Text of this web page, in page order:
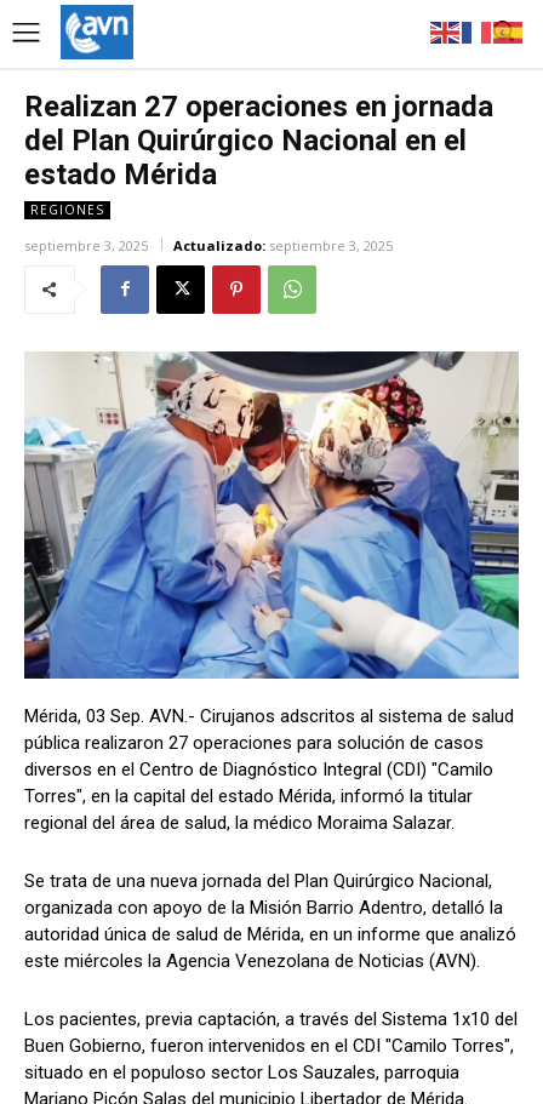
Realizan 27 operaciones en jornada
del Plan Quirúrgico Nacional en el
estado Mérida
REGIONES
septiembre 3, 2025 Actualizado: septiembre 3, 2025
Mérida, 03 Sep. AVN.- Cirujanos adscritos al sistema de salud
pública realizaron 27 operaciones para solución de casos
diversos en el Centro de Diagnóstico Integral (CDI) "Camilo
Torres", en la capital del estado Mérida, informó la titular
regional del área de salud, la médico Moraima Salazar.
Se trata de una nueva jornada del Plan Quirúrgico Nacional,
organizada con apoyo de la Misión Barrio Adentro, detalló la
autoridad única de salud de Mérida, en un informe que analizó
este miércoles la Agencia Venezolana de Noticias (AVN).
Los pacientes, previa captación, a través del Sistema 1x10 del
Buen Gobierno, fueron intervenidos en el CDI "Camilo Torres",
situado en el populoso sector Los Sauzales, parroquia
Mariano Picón Salas del municipio Libertador de Mérida.